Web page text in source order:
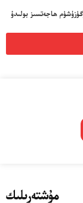
ھاجەتسىز بولىدۇ
مۇشتەرىلىك